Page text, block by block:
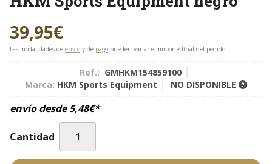
39,95€
Las modalidades de envío y de pago pueden variar el importe final del pedido.
Ref.: GMHKM154859100
Marca: HKM Sports Equipment NO DISPONIBLE
envío desde5,48€*
Cantidad